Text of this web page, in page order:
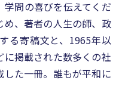
問の喜びを伝えてくだ
、著者の人生の師、政
る寄稿文と、1965年以
掲載された数多くの社
た一冊。誰もが平和に